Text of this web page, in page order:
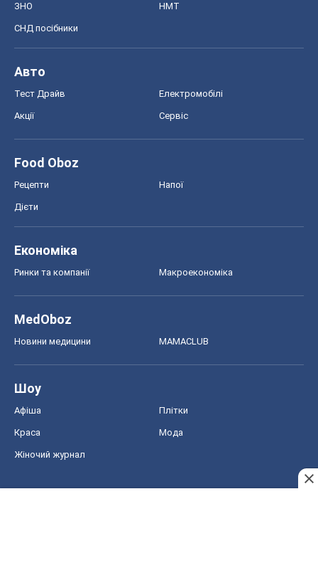
ЗНО НМТ
СНД посібники
Авто
Тест Драйв Електромобілі
Акції Сервіс
Food Oboz
Рецепти Напої
Дієти
Економіка
Ринки та компанії Макроекономіка
MedOboz
Новини медицини MAMACLUB
Шоу
Афіша Плітки
Краса Мода
Жіночий журнал